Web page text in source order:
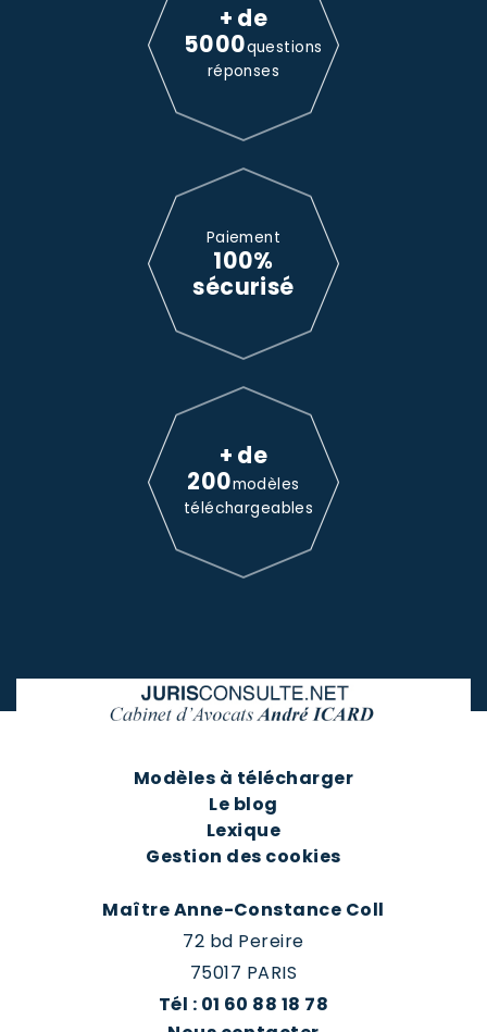
+ de
5000questions
réponses
Paiement
100%
sécurisé
+ de
200modèles
téléchargeables
Modèles à télécharger
Le blog
Lexique
Gestion des cookies
Maître Anne-Constance Coll
72 bd Pereire
75017 PARIS
Tél : 01 60 88 18 78